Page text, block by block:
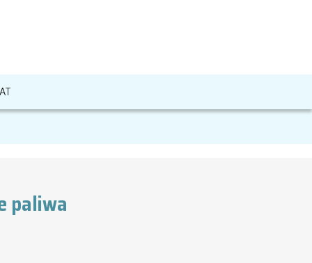
paliwa